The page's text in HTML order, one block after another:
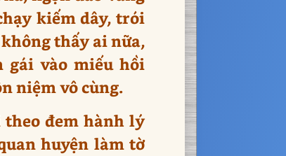
kiếm dây, trói
thấy ai nữa,
gái vào miếu hồi
niệm vô cùng.
theo đem hành lý
huyện làm tờ